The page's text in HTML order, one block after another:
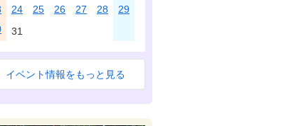
24 25 26 27 28
29
31
イベント情報をもっと見る